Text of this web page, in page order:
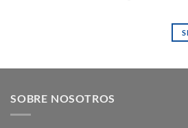
SOBRE NOSOTROS